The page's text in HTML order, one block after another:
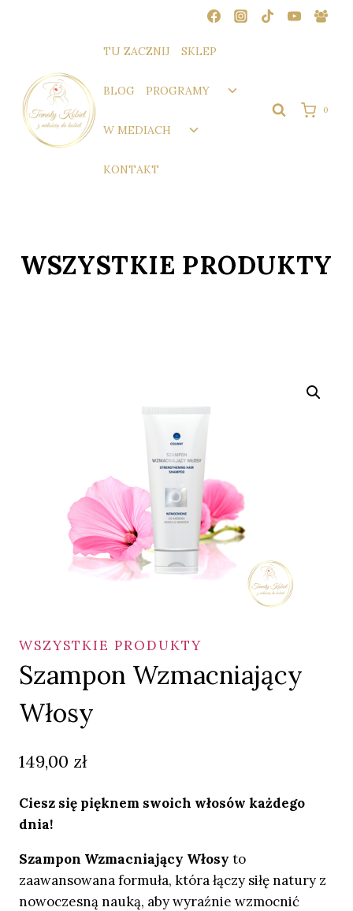
TU ZACZNIJ SKLEP
BLOG PROGRAMY
Przełącz
podrzędne
W MEDIACH
Przełącz
KONTAKT
0
WSZYSTKIE PRODUKTY
WSZYSTKIE PRODUKTY
Szampon Wzmacniający
Włosy
149,00 zł
Ciesz się pięknem swoich włosów każdego
dnia!
Szampon Wzmacniający Włosy to
zaawansowana formuła, która łączy siłę natury z
nowoczesną nauką, aby wyraźnie wzmocnić